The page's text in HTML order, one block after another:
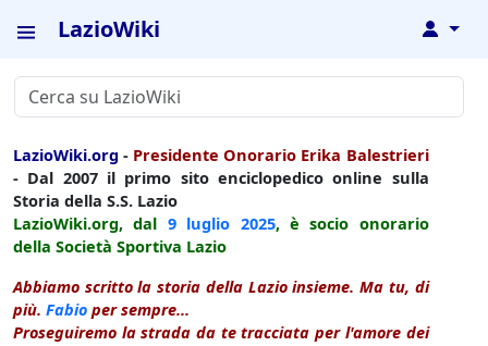
LazioWiki ↓
LazioWiki.org - Presidente Onorario Erika Balestrieri
- Dal 2007 il primo sito enciclopedico online sulla
Storia della S.S. Lazio
LazioWiki.org, dal 9 luglio 2025, è socio onorario
della Società Sportiva Lazio
Abbiamo scritto la storia della Lazio insieme. Ma tu, di
più. Fabio per sempre...
Proseguiremo la strada da te tracciata per l'amore dei